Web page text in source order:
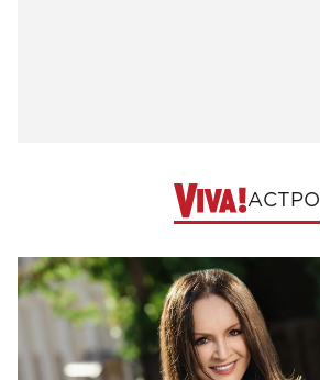
АСТРО